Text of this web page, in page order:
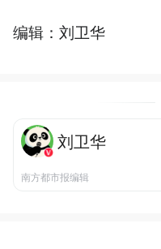
编辑：刘卫华
刘卫华
南方都市报编辑